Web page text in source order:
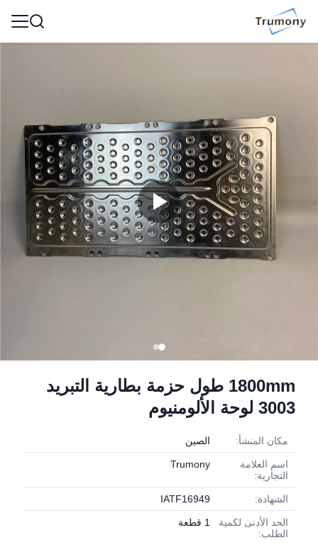
1800mm طول حزمة بطارية التبريد
3003 لوحة الألومنيوم
مكان المنشأ: الصين
اسم العلامة
التجارية:
Trumony
الشهادة: IATF16949
الحد الأدنى لكمية
الطلب:
1 قطعة